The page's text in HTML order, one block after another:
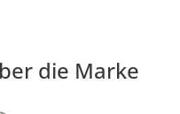
die Marke